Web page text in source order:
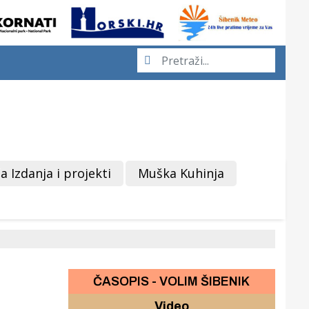
Izdanja i projekti
Muška Kuhinja
ČASOPIS - VOLIM ŠIBENIK
Video